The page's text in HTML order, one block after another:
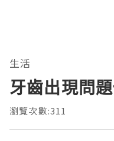
生活
牙齒出現問
瀏覽次數:311